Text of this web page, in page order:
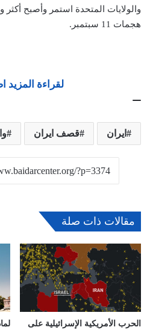
والولايات المتحدة استمر وأصبح
هجمات 11 سبتمبر.
لقراءة المزيد
ايران قصف ايران
مقالات ذات صلة
الحرب الأمريكية الإسرائيلية على